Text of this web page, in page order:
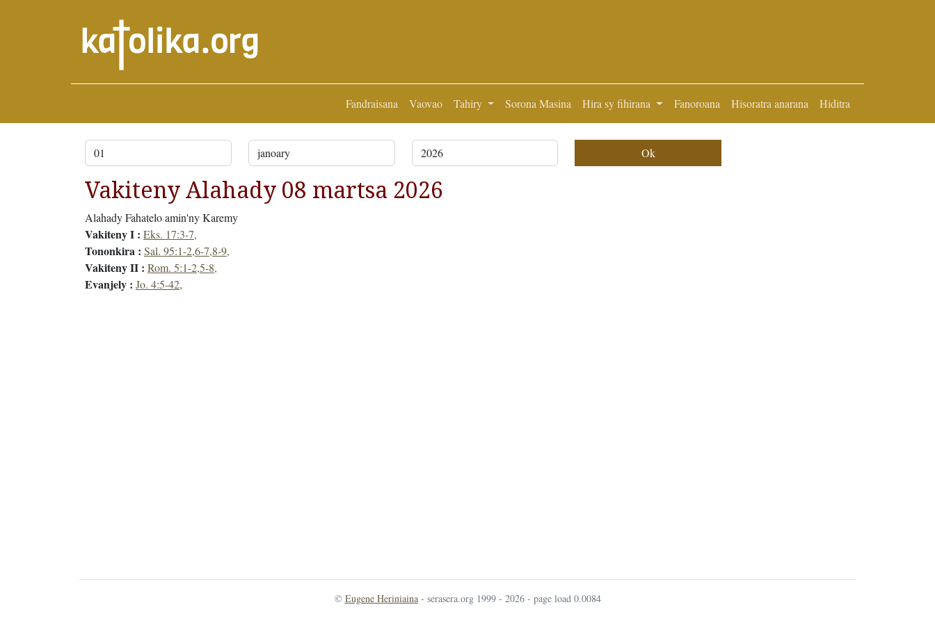
Fandraisana Vaovao Tahiry Sorona Masina Hira sy fihirana Fanoroana Hisoratra anarana Hiditra
Vakiteny Alahady 08 martsa 2026
Alahady Fahatelo amin'ny Karemy
Vakiteny I : Eks. 17:3-7,
Tononkira : Sal. 95:1-2,6-7,8-9,
Vakiteny II : Rom. 5:1-2,5-8,
Evanjely : Jo. 4:5-42,
© Eugene Heriniaina- serasera.org 1999 - 2026 - page load 0.0084